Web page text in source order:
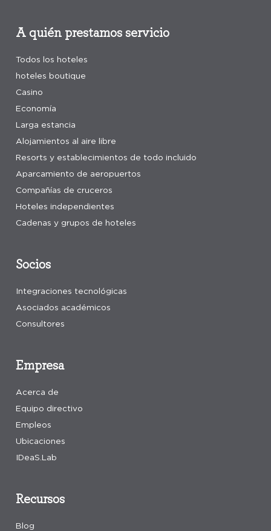
A quién prestamos servicio
Todos los hoteles
hoteles boutique
Casino
Economía
Larga estancia
Alojamientos al aire libre
Resorts y establecimientos de todo incluido
Aparcamiento de aeropuertos
Compañías de cruceros
Hoteles independientes
Cadenas y grupos de hoteles
Empresa
Acerca de
Equipo directivo
Empleos
Ubicaciones
IDeaS.Lab
Recursos
Blog
Socios
Integraciones tecnológicas
Asociados académicos
Consultores